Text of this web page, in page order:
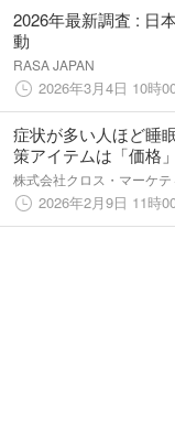
2026年最新調査 : 日
動
RASA JAPAN
2026年3月4日 10時
症状が多い人ほど睡
策アイテムは「価格
重視する（エクスク
株式会社クロス・マーケ
2026年2月9日 11時